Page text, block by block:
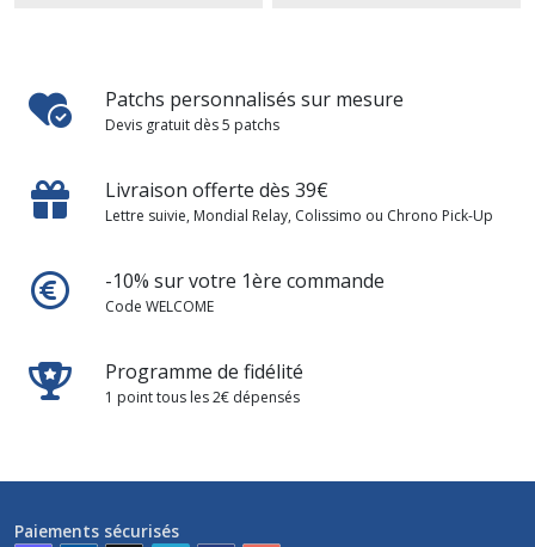
Patchs personnalisés sur mesure
Devis gratuit dès 5 patchs
Livraison offerte dès 39€
Lettre suivie, Mondial Relay, Colissimo ou Chrono Pick-Up
-10% sur votre 1ère commande
Code WELCOME
Programme de fidélité
1 point tous les 2€ dépensés
Paiements sécurisés